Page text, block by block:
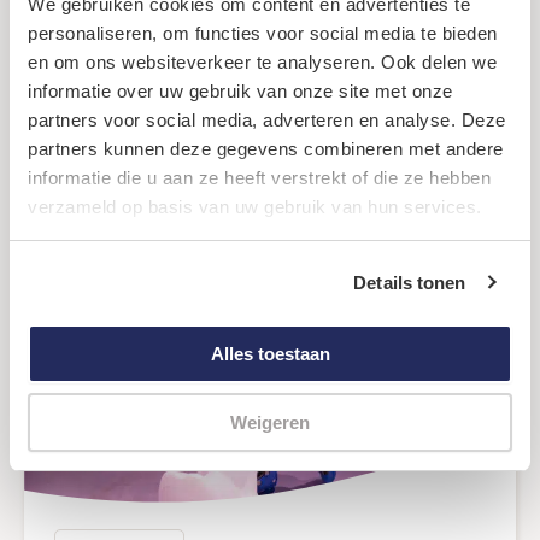
personaliseren, om functies voor social media te bieden
en om ons websiteverkeer te analyseren. Ook delen we
informatie over uw gebruik van onze site met onze
partners voor social media, adverteren en analyse. Deze
partners kunnen deze gegevens combineren met andere
informatie die u aan ze heeft verstrekt of die ze hebben
verzameld op basis van uw gebruik van hun services.
Details tonen
Alles toestaan
Weigeren
Kindverhaal
Nieuwe energie en vrienden op Heppie
Festival
Lees verder:
Nieuwe
energie
en
Festival